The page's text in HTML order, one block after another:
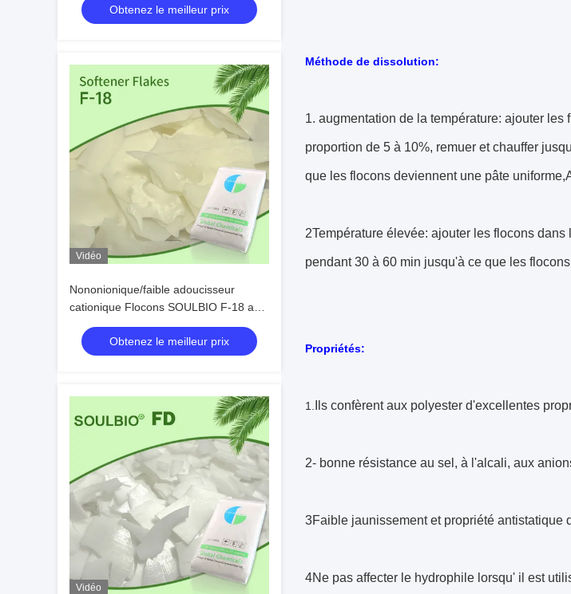
Obtenez le meilleur prix
Vidéo
Nononionique/faible adoucisseur
cationique Flocons SOULBIO F-18 a
une bonne hydrophilie et des
propriétés antistatiques au coton et T /
C, faible jaunissement
Obtenez le meilleur prix
Vidéo
Méthode de dissolution:
1. augmentation de la température: ajouter
proportion de 5 à 10%, remuer et chauffer
que les flocons deviennent une pâte
2Température élevée: ajouter les flocons
pendant 30 à 60 min jusqu'à ce que les
Propriétés:
1. Ils confèrent aux polyester d'excellentes
2- bonne résistance au sel, à l'alcali, aux
3Faible jaunissement et propriété antistatique
4Ne pas affecter le hydrophile lorsqu' il est